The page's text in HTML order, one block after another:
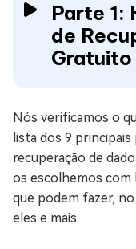
Parte 1:
de
Gratuito
Nós verificamos o
lista dos 9
recuperação de
os escolhemos com
que podem fazer,
eles e mais.